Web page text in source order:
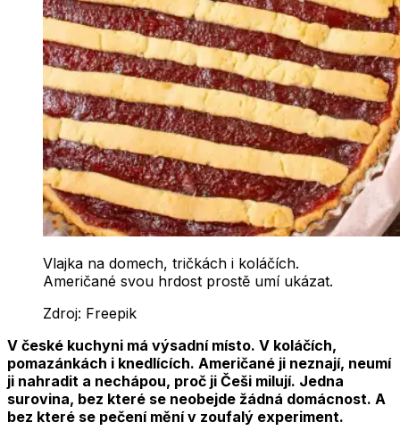
Vlajka na domech, tričkách i koláčích.
Američané svou hrdost prostě umí ukázat.
Zdroj: Freepik
V české kuchyni má výsadní místo. V koláčích,
pomazánkách i knedlících. Američané ji neznají, neumí
ji nahradit a nechápou, proč ji Češi milují. Jedna
surovina, bez které se neobejde žádná domácnost. A
bez které se pečení mění v zoufalý experiment.